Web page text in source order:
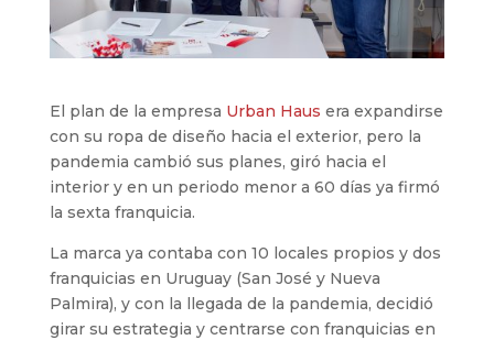
El plan de la empresa Urban Haus era expandirse
con su ropa de diseño hacia el exterior, pero la
pandemia cambió sus planes, giró hacia el
interior y en un periodo menor a 60 días ya firmó
la sexta franquicia.
La marca ya contaba con 10 locales propios y dos
franquicias en Uruguay (San José y Nueva
Palmira), y con la llegada de la pandemia, decidió
girar su estrategia y centrarse con franquicias en